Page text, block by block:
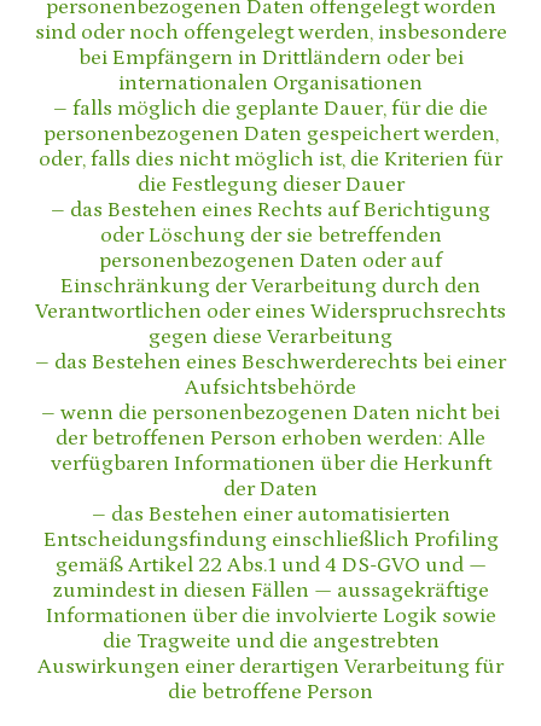
personenbezogenen Daten offengelegt worden
sind oder noch offengelegt werden, insbesondere
bei Empfängern in Drittländern oder bei
internationalen Organisationen
– falls möglich die geplante Dauer, für die die
personenbezogenen Daten gespeichert werden,
oder, falls dies nicht möglich ist, die Kriterien für
die Festlegung dieser Dauer
– das Bestehen eines Rechts auf Berichtigung
oder Löschung der sie betreffenden
personenbezogenen Daten oder auf
Einschränkung der Verarbeitung durch den
Verantwortlichen oder eines Widerspruchsrechts
gegen diese Verarbeitung
– das Bestehen eines Beschwerderechts bei einer
Aufsichtsbehörde
– wenn die personenbezogenen Daten nicht bei
der betroffenen Person erhoben werden: Alle
verfügbaren Informationen über die Herkunft
der Daten
– das Bestehen einer automatisierten
Entscheidungsfindung einschließlich Profiling
gemäß Artikel 22 Abs.1 und 4 DS-GVO und —
zumindest in diesen Fällen — aussagekräftige
Informationen über die involvierte Logik sowie
die Tragweite und die angestrebten
Auswirkungen einer derartigen Verarbeitung für
die betroffene Person